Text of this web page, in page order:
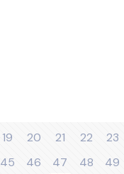
19 20 21 22 23
45 46 47 48 49